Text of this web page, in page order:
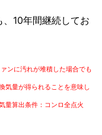
10年間継続してお
ンに汚れが堆積した場合でも
気量が得られることを意味し
量算出条件：コンロ全点火